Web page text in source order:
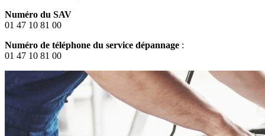
Numéro du SAV
01 47 10 81 00
Numéro de téléphone du service dépannage :
01 47 10 81 00